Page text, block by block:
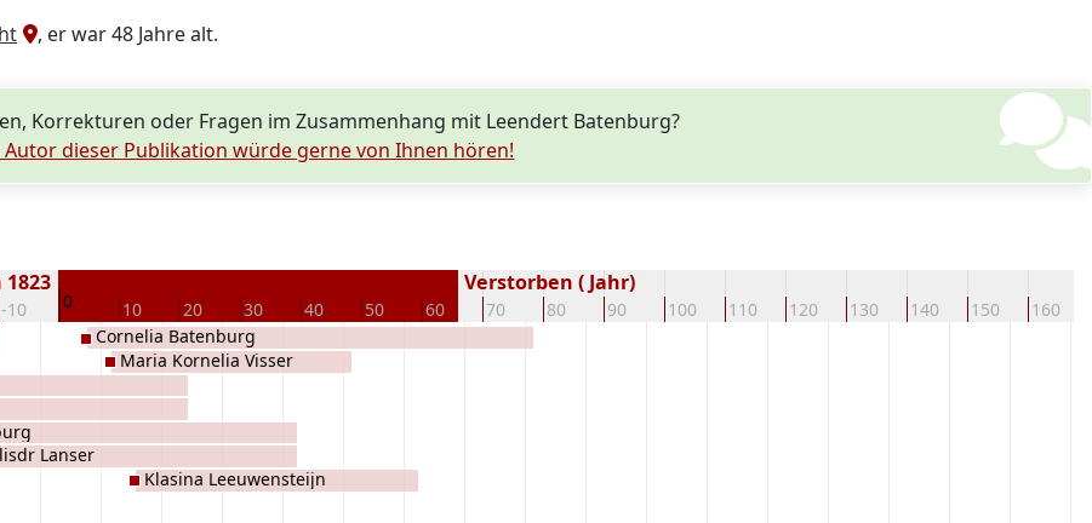
, er war 48 Jahre alt.
Korrekturen oder Fragen im Zusammenhang mit Leendert Batenburg?
Autor dieser Publikation würde gerne von Ihnen hören!
-10 0 10 20 30 40 50 60 70 80 90 100 110 120 130 140 150 160
Verstorben ( Jahr)
Lanser
Cornelia Batenburg
Maria Kornelia Visser
Klasina Leeuwensteijn